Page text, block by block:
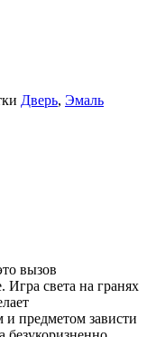
Дверь, Эмаль
вызов
Игра света на гранях
предметом зависти